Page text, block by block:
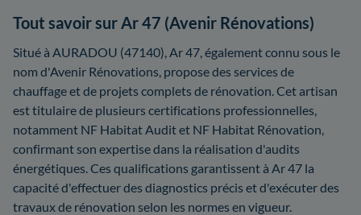
Tout savoir sur Ar 47 (Avenir Rénovations)
Situé à AURADOU (47140), Ar 47, également connu sous le
nom d'Avenir Rénovations, propose des services de
chauffage et de projets complets de rénovation. Cet artisan
est titulaire de plusieurs certifications professionnelles,
notamment NF Habitat Audit et NF Habitat Rénovation,
confirmant son expertise dans la réalisation d'audits
énergétiques. Ces qualifications garantissent à Ar 47 la
capacité d'effectuer des diagnostics précis et d'exécuter des
travaux de rénovation selon les normes en vigueur.